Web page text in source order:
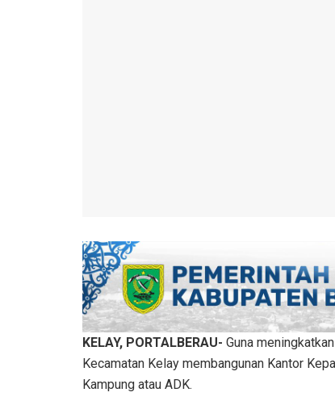
KELAY, PORTALBERAU- Guna
Kecamatan Kelay membangunan Kantor
Kampung atau ADK.